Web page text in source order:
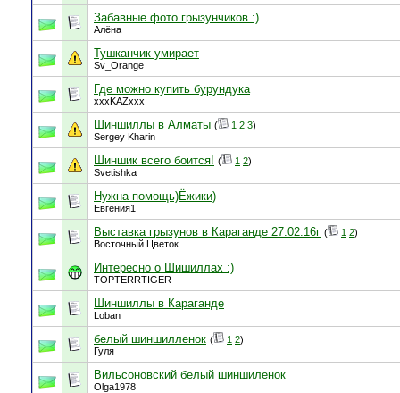
Забавные фото грызунчиков :)
Алёна
Тушканчик умирает
Sv_Orange
Где можно купить бурундука
xxxKAZxxx
Шиншиллы в Алматы ( 1 2 3)
Sergey Kharin
Шиншик всего боится! ( 1 2)
Svetishka
Нужна помощь)Ёжики)
Евгения1
Выставка грызунов в Караганде 27.02.16г ( 1 2)
Восточный Цветок
Интересно о Шишиллах :)
TOPTERRTIGER
Шиншиллы в Караганде
Loban
белый шиншилленок ( 1 2)
Гуля
Вильсоновский белый шиншиленок
Olga1978